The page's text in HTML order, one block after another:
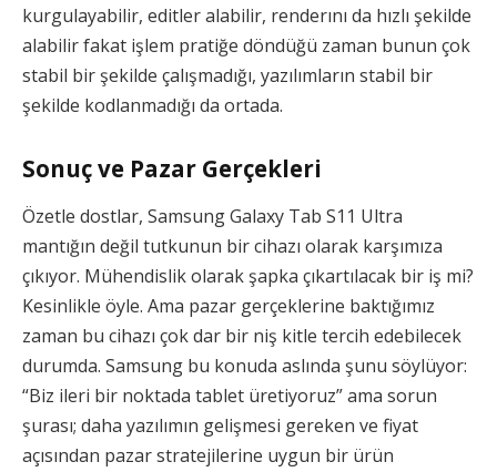
kurgulayabilir, editler alabilir, renderını da hızlı şekilde
alabilir fakat işlem pratiğe döndüğü zaman bunun çok
stabil bir şekilde çalışmadığı, yazılımların stabil bir
şekilde kodlanmadığı da ortada.
Sonuç ve Pazar Gerçekleri
Özetle dostlar, Samsung Galaxy Tab S11 Ultra
mantığın değil tutkunun bir cihazı olarak karşımıza
çıkıyor. Mühendislik olarak şapka çıkartılacak bir iş mi?
Kesinlikle öyle. Ama pazar gerçeklerine baktığımız
zaman bu cihazı çok dar bir niş kitle tercih edebilecek
durumda. Samsung bu konuda aslında şunu söylüyor:
“Biz ileri bir noktada tablet üretiyoruz” ama sorun
şurası; daha yazılımın gelişmesi gereken ve fiyat
açısından pazar stratejilerine uygun bir ürün